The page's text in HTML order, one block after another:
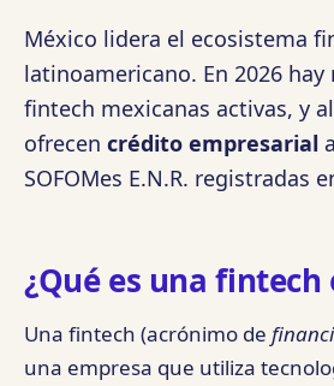
México lidera el ecosistema
latinoamericano. En 2026 hay
fintech mexicanas activas, y
ofrecen crédito empresarial
SOFOMes E.N.R. registradas
¿Qué es una fintech
Una fintech (acrónimo de
una empresa que utiliza